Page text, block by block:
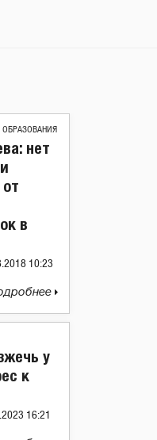
нет
в
10:23
у
к
16:21